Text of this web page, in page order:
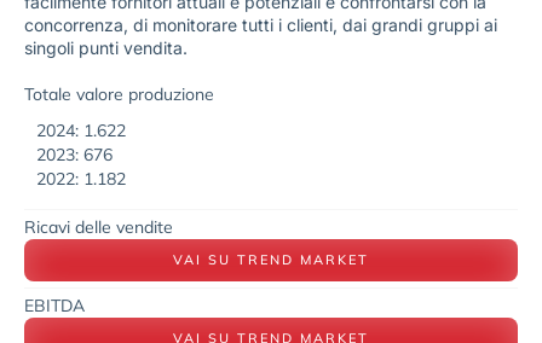
concorrenza, di monitorare tutti i clienti, dai grandi gruppi ai
singoli punti vendita.
Totale valore produzione
2024: 1.622
2023: 676
2022: 1.182
Ricavi delle vendite
VAI SU TREND MARKET
EBITDA
VAI SU TREND MARKET